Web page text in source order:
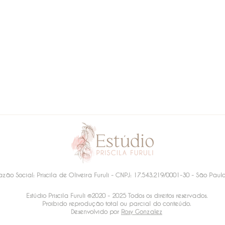
Social: Priscila de Oliveira Furuli - CNPJ: 17.543.219/0001-30 - São
Estúdio Priscila Furuli ©2020 - 2025 Todos os direitos reservados.
Proibido reprodução total ou parcial do conteúdo.
Desenvolvido por Rosy Gonzalez